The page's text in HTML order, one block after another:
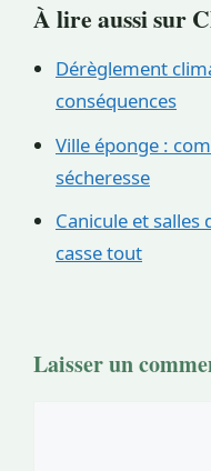
À lire aussi sur
Dérèglement
conséquences
Ville éponge :
sécheresse
Canicule et salles
casse tout
Laisser un